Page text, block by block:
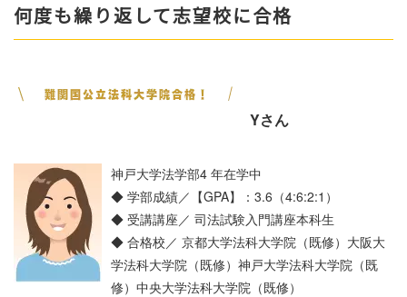
何度も繰り返して志望校に合格
Yさん
神戸大学法学部4 年在学中
◆ 学部成績／【GPA】：3.6（4:6:2:1）
◆ 受講講座／ 司法試験入門講座本科生
◆ 合格校／ 京都大学法科大学院（既修）大阪大
学法科大学院（既修）神戸大学法科大学院（既
修）中央大学法科大学院（既修）